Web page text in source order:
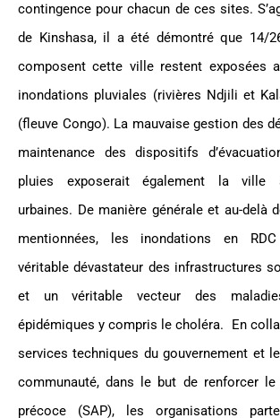
contingence pour chacun de ces sites.
de Kinshasa, il a été démontré que 14/
composent cette ville restent exposées
inondations pluviales (rivières Ndjili et
(fleuve Congo). La mauvaise gestion des
maintenance des dispositifs
pluies exposerait également la ville
urbaines. De manière générale et au-delà
mentionnées, les inondations en
véritable dévastateur des infrastructures
et un véritable vecteur des
épidémiques y compris le choléra. En
services techniques du gouvernement et
communauté, dans le but de renforcer le
précoce (SAP), les organisations